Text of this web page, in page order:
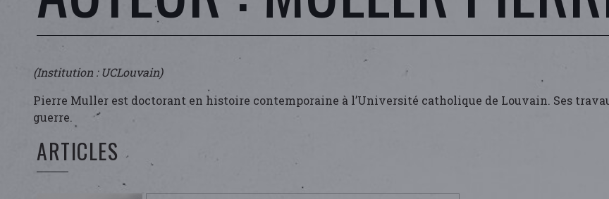
(Institution : UCLouvain)
Pierre Muller est doctorant en histoire contemporaine à l’Université catholique de Louvain. Ses
guerre.
ARTICLES